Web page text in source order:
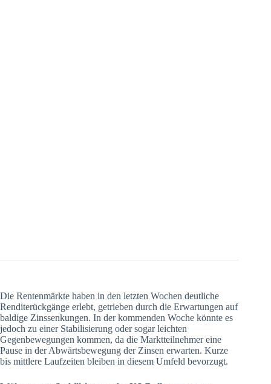
Die Rentenmärkte haben in den letzten Wochen deutliche
Renditerückgänge erlebt, getrieben durch die Erwartungen auf
baldige Zinssenkungen. In der kommenden Woche könnte es
jedoch zu einer Stabilisierung oder sogar leichten
Gegenbewegungen kommen, da die Marktteilnehmer eine
Pause in der Abwärtsbewegung der Zinsen erwarten. Kurze
bis mittlere Laufzeiten bleiben in diesem Umfeld bevorzugt.